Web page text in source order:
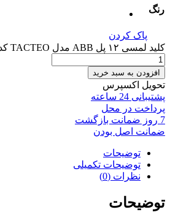
رنگ
پاک کردن
کلید لمسی ۱۲ پل ABB مدل TACTEO کد TB/U12.8.1-CG عدد
افزودن به سبد خرید
تحویل اکسپرس
پشتیبانی 24 ساعته
پرداخت در محل
7 روز ضمانت بازگشت
ضمانت اصل بودن
توضیحات
توضیحات تکمیلی
نظرات (0)
توضیحات